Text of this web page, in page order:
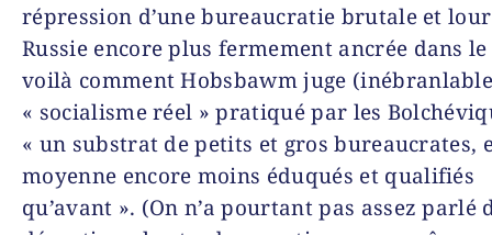
répression d’une bureaucratie brutale et
Russie encore plus fermement ancrée dans le
voilà comment Hobsbawm juge
« socialisme réel » pratiqué par les
« un substrat de petits et gros bureaucrates,
moyenne encore moins éduqués et qualifiés
qu’avant ». (On n’a pourtant pas assez parlé